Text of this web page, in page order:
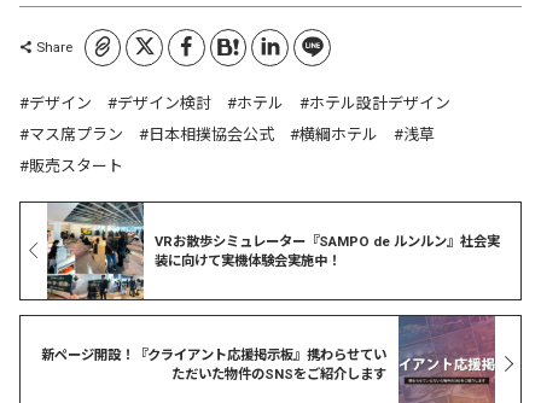
Shareコピーしました
デザイン デザイン検討 ホテル
ホテル設計デザイン
マス席プラン
日本相撲協会公式 横綱ホテル
浅草
販売スタート
VRお散歩シミュレーター『SAMPO de ルンルン』社会実
装に向けて実機体験会実施中！
新ページ開設！『クライアント応援掲示板』携わらせてい
ただいた物件のSNSをご紹介します